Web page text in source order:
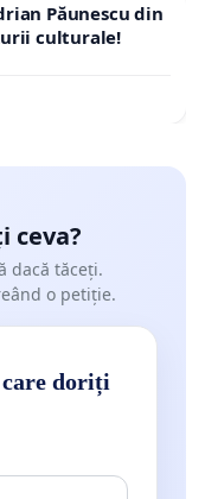
Păunescu din
culturale!
ceva?
dacă tăceți.
o petiție.
care doriți